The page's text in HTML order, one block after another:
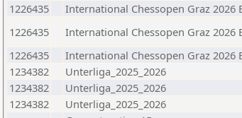
1226435
International Chessopen Graz 2026
1226435
International Chessopen Graz 2026
1226435
International Chessopen Graz 2026
1234382
Unterliga_2025_2026
1234382
Unterliga_2025_2026
1234382
Unterliga_2025_2026